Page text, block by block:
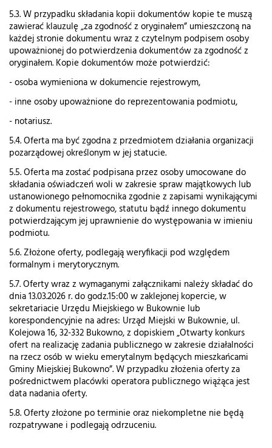
5.3. W przypadku składania kopii dokumentów kopie te muszą
zawierać klauzulę „za zgodność z oryginałem” umieszczoną na
każdej stronie dokumentu wraz z czytelnym podpisem osoby
upoważnionej do potwierdzenia dokumentów za zgodność z
oryginałem. Kopie dokumentów może potwierdzić:
- osoba wymieniona w dokumencie rejestrowym,
- inne osoby upoważnione do reprezentowania podmiotu,
- notariusz.
5.4. Oferta ma być zgodna z przedmiotem działania organizacji
pozarządowej określonym w jej statucie.
5.5. Oferta ma zostać podpisana przez osoby umocowane do
składania oświadczeń woli w zakresie spraw majątkowych lub
ustanowionego pełnomocnika zgodnie z zapisami wynikającymi
z dokumentu rejestrowego, statutu bądź innego dokumentu
potwierdzającym jej uprawnienie do występowania w imieniu
podmiotu.
5.6. Złożone oferty, podlegają weryfikacji pod względem
formalnym i merytorycznym.
5.7. Oferty wraz z wymaganymi załącznikami należy składać do
dnia 13.03.2026 r. do godz.15:00 w zaklejonej kopercie, w
sekretariacie Urzędu Miejskiego w Bukownie lub
korespondencyjnie na adres: Urząd Miejski w Bukownie, ul.
Kolejowa 16, 32-332 Bukowno, z dopiskiem „Otwarty konkurs
ofert na realizację zadania publicznego w zakresie działalności
na rzecz osób w wieku emerytalnym będących mieszkańcami
Gminy Miejskiej Bukowno”. W przypadku złożenia oferty za
pośrednictwem placówki operatora publicznego wiążąca jest
data nadania oferty.
5.8. Oferty złożone po terminie oraz niekompletne nie będą
rozpatrywane i podlegają odrzuceniu.